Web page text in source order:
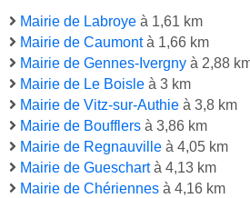
Mairie de Labroye à 1,61 km
Mairie de Caumontà 1,66 km
Mairie de Gennes-Ivergny à 2,88
Mairie de Le Boisle à 3 km
Mairie de Vitz-sur-Authie à 3,8 km
Mairie de Boufflers à 3,86 km
Mairie de Regnauville à 4,05 km
Mairie de Gueschartà 4,13 km
Mairie de Chériennes à 4,16 km